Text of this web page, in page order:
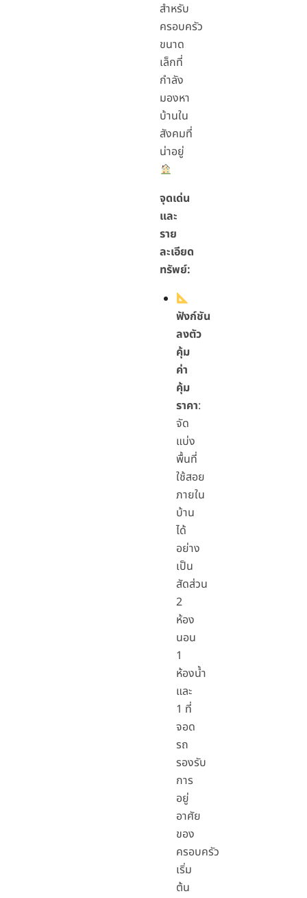
สำหรับ
ครอบครัว
ขนาด
เล็กที่
กำลัง
มองหา
บ้านใน
สังคมที่
น่าอยู่
จุดเด่น
และ
ราย
ละเอียด
ทรัพย์:
ฟังก์ชัน
ลงตัว
คุ้ม
ค่า
คุ้ม
ราคา:
จัด
แบ่ง
พื้นที่
ใช้สอย
ภายใน
บ้าน
ได้
อย่าง
เป็น
สัดส่วน
2
ห้อง
นอน
1
ห้องน้ำ
และ
1 ที่
จอด
รถ
รองรับ
การ
อยู่
อาศัย
ของ
ครอบครัว
เริ่ม
ต้น